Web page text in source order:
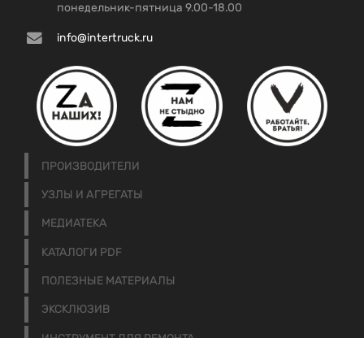
понедельник-пятница 9.00-18.00
info@intertruck.ru
ПРОИЗВОДИТЕЛИ
УЗЛЫ И АГРЕГАТЫ
МЕДИАТЕКА
КАТАЛОГИ PDF
ПОЛЕЗНЫЕ МАТЕРИАЛЫ
ЭКСКЛЮЗИВ